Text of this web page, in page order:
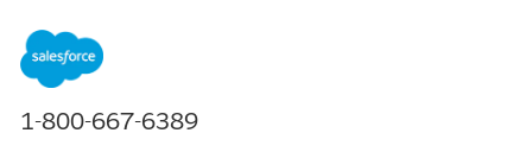
statusdrevet mengdespåring. Tilordne dynamiske
aktivumstatuser til bestemte mengdefelt for
produktelementer. Lagerantall gjenspeiler automatisk
endringer i den virkelige livssyklusen. Skill standard og
1-800-667-6389